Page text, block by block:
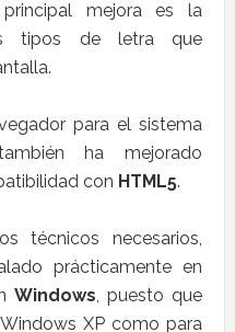
mejora es la
tipos de letra que
para el sistema
ha mejorado
con HTML5.
técnicos necesarios,
prácticamente en
Windows, puesto que
XP como para